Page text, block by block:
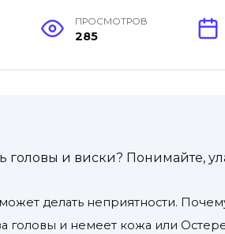
ПРОСМОТРОВ
285
головы и виски? Понимайте,
делать неприятности.
головы и немеет кожа или